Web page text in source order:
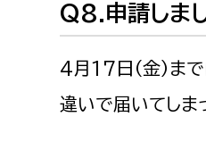
Q8.申請しま
4月17日（金）ま
違いで届いてしま